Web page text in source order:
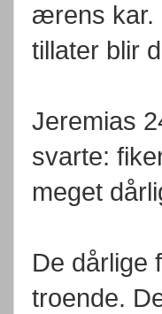
ærens kar.
tillater blir
Jeremias
svarte:
meget
De dårlige
troende.